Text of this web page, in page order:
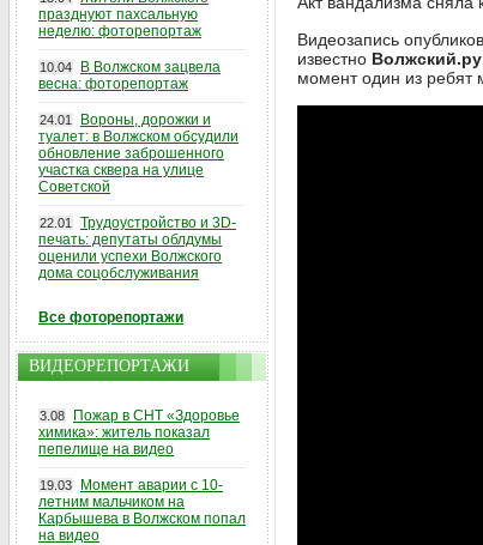
Видеозапись
известно Волжский.ру
момент один из ребят
празднуют пахсальную
неделю: фоторепортаж
10.04
В Волжском зацвела
весна: фоторепортаж
24.01
Вороны, дорожки и
туалет: в Волжском обсудили
обновление заброшенного
участка сквера на улице
Советской
22.01
Трудоустройство и 3D-
печать: депутаты облдумы
оценили успехи Волжского
дома соцобслуживания
Все фоторепортажи
ВИДЕОРЕПОРТАЖИ
3.08
Пожар в СНТ «Здоровье
химика»: житель показал
пепелище на видео
19.03
Момент аварии с 10-
летним мальчиком на
Карбышева в Волжском попал
на видео